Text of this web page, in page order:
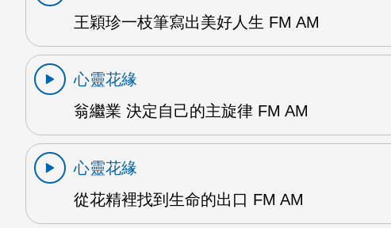
王穎珍一枝筆寫出美好人生 FM AM
心靈花緣
翁繼業 決定自己的主旋律 FM AM
心靈花緣
從花精裡找到生命的出口 FM AM